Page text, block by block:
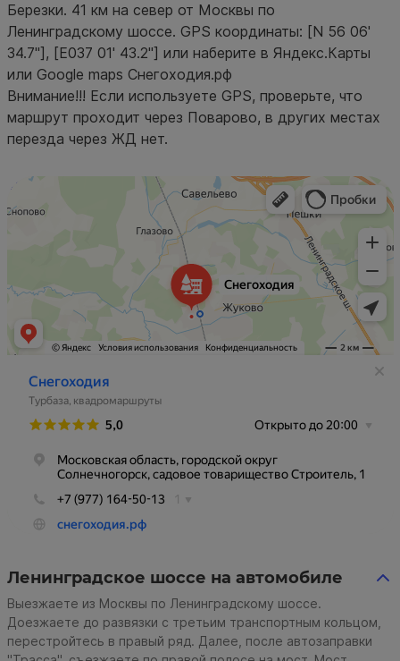
Березки. 41 км на север от Москвы по
Ленинградскому шоссе. GPS координаты: [N 56 06'
34.7"], [E037 01' 43.2"] или наберите в Яндекс.Карты
или Google maps Снегоходия.рф
Внимание!!! Если используете GPS, проверьте, что
маршрут проходит через Поварово, в других местах
перезда через ЖД нет.
Ленинградское шоссе на автомобиле
Выезжаете из Москвы по Ленинградскому шоссе.
Доезжаете до развязки с третьим транспортным кольцом,
перестройтесь в правый ряд. Далее, после автозаправки